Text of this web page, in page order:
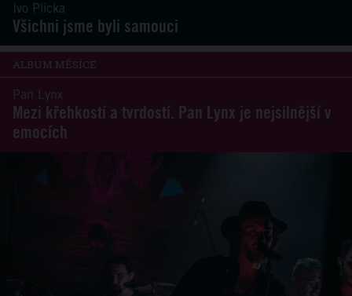
Ivo Plicka
Všichni jsme byli samouci
ALBUM MĚSÍCE
Pan Lynx
Mezi křehkostí a tvrdostí. Pan Lynx je nejsilnější v
emocích